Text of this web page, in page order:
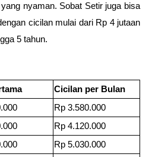
nyaman. Sobat Setir juga bisa
cicilan mulai dari Rp 4 jutaan
5 tahun.
Cicilan per Bulan
Rp 3.580.000
Rp 4.120.000
Rp 5.030.000